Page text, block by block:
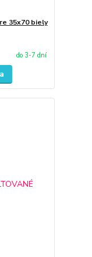
35x70 biely
do 3-7 dní